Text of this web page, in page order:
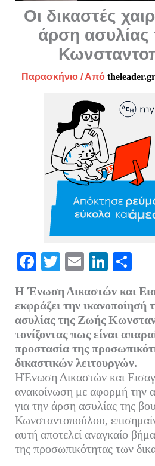
Οι δικαστές
άρση
Παρασκήνιο / Από theleader.gr
Fa
bo
ok
T
tte
r
E
ail
Li
nk
ed
In
ρ
α
στ
εί
τε
Η Ένωση Δικαστών και
εκφράζει την ικανοποίησή
ασυλίας της Ζωής
τονίζοντας πως είναι
προστασία της
δικαστικών λειτουργών.
ΗΈνωση Δικαστών και
ανακοίνωση με αφορμή την
για την άρση ασυλίας της
Κωνσταντοπούλου,
αυτή αποτελεί αναγκαίο
της προσωπικότητας των